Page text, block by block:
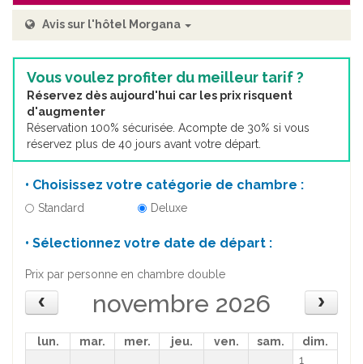
Avis sur l'hôtel Morgana
Vous voulez profiter du meilleur tarif ?
Réservez dès aujourd'hui car les prix risquent
d'augmenter
Réservation 100% sécurisée. Acompte de 30% si vous
réservez plus de 40 jours avant votre départ.
• Choisissez votre catégorie de chambre :
Standard Deluxe
• Sélectionnez votre date de départ :
Prix par personne en chambre double
novembre 2026
lun. mar. mer. jeu. ven. sam.
dim.
1